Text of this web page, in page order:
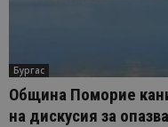
Бургас
Община Поморие
на дискусия за